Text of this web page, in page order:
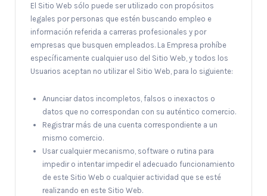
El Sitio Web sólo puede ser utilizado con propósitos
legales por personas que estén buscando empleo e
información referida a carreras profesionales y por
empresas que busquen empleados. La Empresa prohíbe
específicamente cualquier uso del Sitio Web, y todos los
Usuarios aceptan no utilizar el Sitio Web, para lo siguiente:
Anunciar datos incompletos, falsos o inexactos o
datos que no correspondan con su auténtico comercio.
Registrar más de una cuenta correspondiente a un
mismo comercio.
Usar cualquier mecanismo, software o rutina para
impedir o intentar impedir el adecuado funcionamiento
de este Sitio Web o cualquier actividad que se esté
realizando en este Sitio Web.